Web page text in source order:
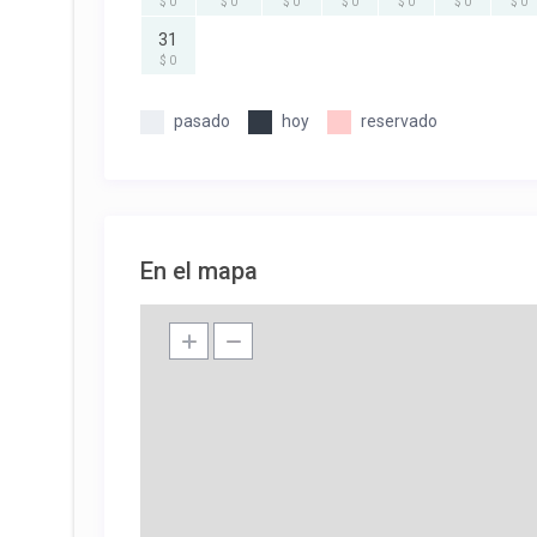
31
$ 0
pasado hoy reservado
En el mapa